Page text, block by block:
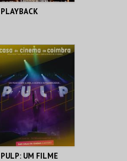
PLAYBACK
CINEMA CHARLOT
MAIS INFO
COMPRAR
PULP: UM FILME